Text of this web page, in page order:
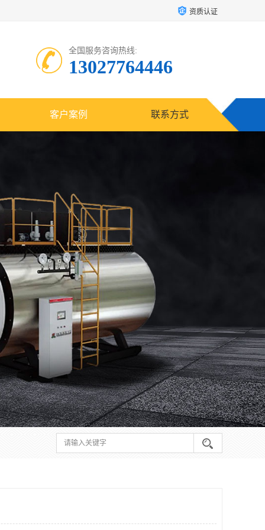
资质认证
全国服务咨询热线:
13027764446
客户案例 联系方式